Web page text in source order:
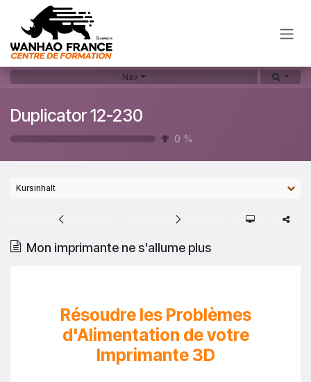
Zum Inhalt springen
Nav
Duplicator 12-230
0 %
Kursinhalt
Mon imprimante ne s'allume plus
Résoudre les Problèmes
d'Alimentation de votre
Imprimante 3D